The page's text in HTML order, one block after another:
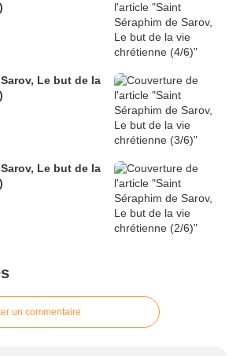
Le but de la
Le but de la
un commentaire